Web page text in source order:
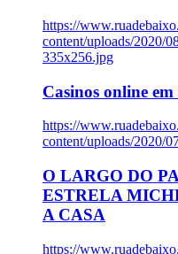
https://
content/uploads/2020/
335x256.jpg
Casinos online
https://
content/uploads/2020/
O LARGO DO
ESTRELA
A CASA
https://